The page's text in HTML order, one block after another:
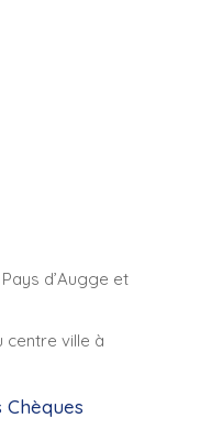
d’Augge et
centre ville à